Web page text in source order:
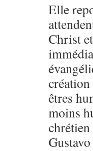
Elle
Christ
création
êtres
moins